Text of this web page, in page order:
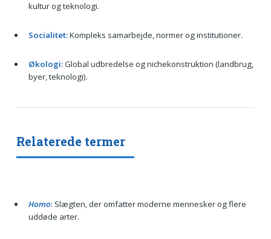
kultur og teknologi.
Socialitet:Kompleks samarbejde, normer og institutioner.
Økologi:Global udbredelse og nichekonstruktion (landbrug,
byer, teknologi).
Relaterede termer
Homo: Slægten, der omfatter moderne mennesker og flere
uddøde arter.